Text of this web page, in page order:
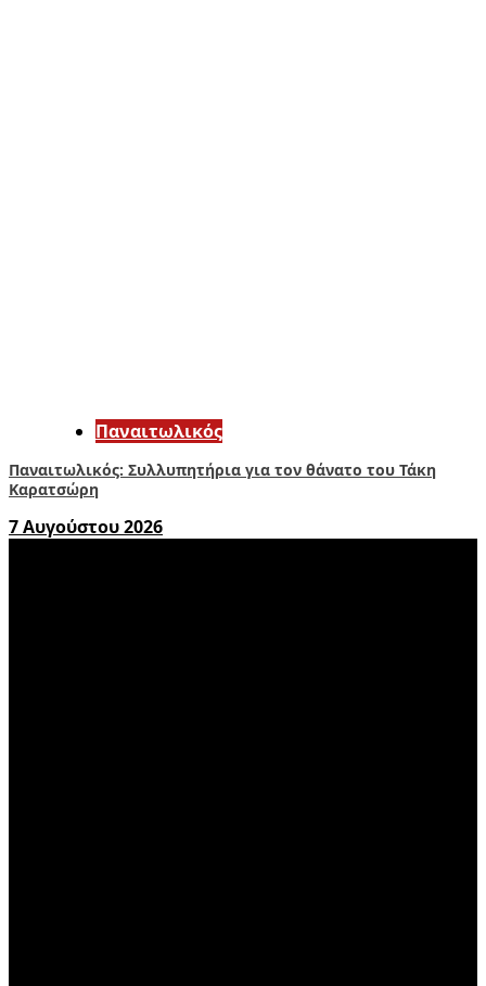
Παναιτωλικός
Παναιτωλικός: Συλλυπητήρια για τον θάνατο του Τάκη
Καρατσώρη
7 Αυγούστου 2026